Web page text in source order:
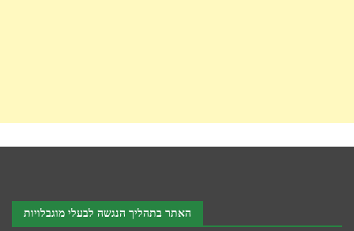
האתר בתהליך הנגשה לבעלי מוגבלויות